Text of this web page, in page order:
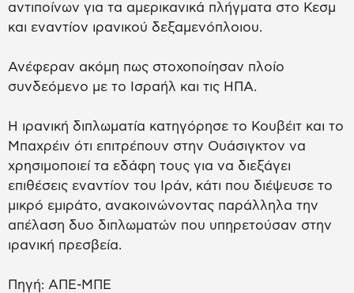
αντιποίνων για τα αμερικανικά πλήγματα στο Κεσμ
και εναντίον ιρανικού δεξαμενόπλοιου.
Ανέφεραν ακόμη πως στοχοποίησαν πλοίο
συνδεόμενο με το Ισραήλ και τις ΗΠΑ.
Η ιρανική διπλωματία κατηγόρησε το Κουβέιτ και το
Μπαχρέιν ότι επιτρέπουν στην Ουάσιγκτον να
χρησιμοποιεί τα εδάφη τους για να διεξάγει
επιθέσεις εναντίον του Ιράν, κάτι που διέψευσε το
μικρό εμιράτο, ανακοινώνοντας παράλληλα την
απέλαση δυο διπλωματών που υπηρετούσαν στην
ιρανική πρεσβεία.
Πηγή: ΑΠΕ-ΜΠΕ